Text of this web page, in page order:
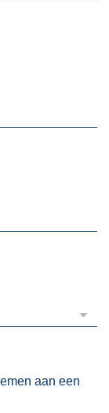
aan een